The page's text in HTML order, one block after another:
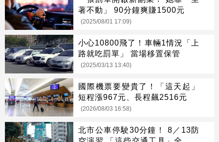
著不動」 90分鐘爽賺1500元
(2025/08/01 17:09)
小心10800飛了！車輛1情況「上
路就吃罰單」 當場移置保管
(2025/03/13 13:40)
國際機票要變貴了！「這天起」
短程漲967元、長程飆2516元
(2026/08/03 16:58)
北市公車停駛30分鐘！ 8／13防